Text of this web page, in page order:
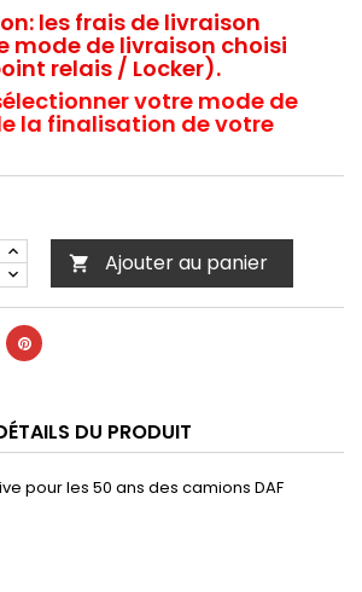
les frais de livraison
mode de livraison choisi
relais / Locker).
votre mode de
la finalisation de votre
 Ajouter au panier
DU PRODUIT
pour les 50 ans des camions DAF